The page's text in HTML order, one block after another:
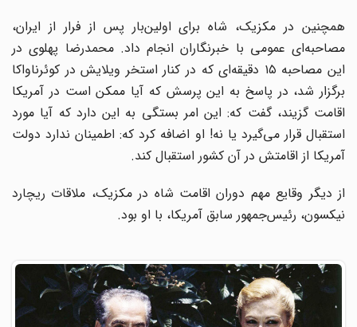
همچنین در مکزیک، شاه برای اولین‌بار پس از فرار از ایران،
مصاحبه‌ای عمومی با خبرنگاران انجام داد. محمدرضا پهلوی در
این مصاحبه ۱۵ دقیقه‌ای که در کنار استخر ویلایش در کوئرناواکا
برگزار شد، در پاسخ به این پرسش که آیا ممکن است در آمریکا
اقامت گزیند، گفت که: این امر بستگی به این دارد که آیا مورد
استقبال قرار می‌گیرد یا نه! او اضافه کرد که: اطمینان ندارد دولت
آمریکا از اقامتش در آن کشور استقبال کند.
از دیگر وقایع مهم دوران اقامت شاه در مکزیک، ملاقات ریچارد
نیکسون، رئیس‌جمهور سابق آمریکا، با او بود.